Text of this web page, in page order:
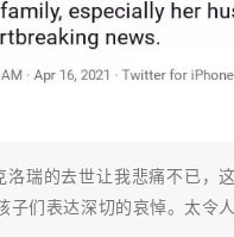
洛瑞的去世让我悲痛不已，
子们表达深切的哀悼。太令